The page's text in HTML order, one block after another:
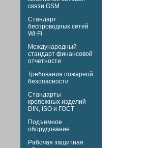
связи GSM
Стандарт
беспроводных сетей
Wi-Fi
Международный
стандарт финансовой
отчетности
Требования пожарной
безопасности
Стандарты
крепежных изделий
DIN, ISO и ГОСТ
Подъемное
оборудование
Рабочая защитная